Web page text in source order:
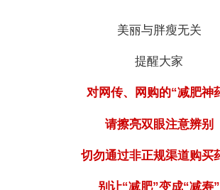
美丽与胖瘦无关
提醒大家
对网传、网购的“减肥神
请擦亮双眼注意辨别
切勿通过非正规渠道购买
别让“减肥”变成“减寿”